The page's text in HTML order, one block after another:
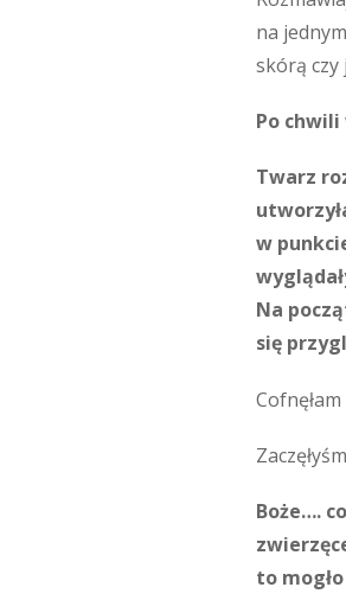
na
skórą czy
Po
Twarz
w
Na
się
Boże….
to